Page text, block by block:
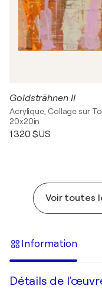
Goldsträhnen II
Acrylique, Collage sur
20x20in
1 320 $US
Voir toutes
Information
Détails de